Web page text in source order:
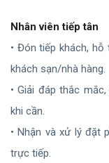
Nhân viên tiếp tân
• Đón tiếp khách,
khách sạn/nhà hàng.
• Giải đáp thắc
khi cần.
• Nhận và xử lý đặt
trực tiếp.